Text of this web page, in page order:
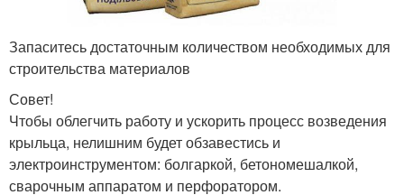
Запаситесь достаточным количеством необходимых для
строительства материалов
Совет!
Чтобы облегчить работу и ускорить процесс возведения
крыльца, нелишним будет обзавестись и
электроинструментом: болгаркой, бетономешалкой,
сварочным аппаратом и перфоратором.